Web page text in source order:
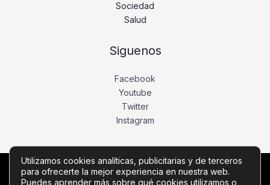
Sociedad
Salud
Siguenos
Facebook
Youtube
Twitter
Instagram
Copyright © Todos los derechos reservados -
Utilizamos cookies analíticas, publicitarias y de terceros
para ofrecerte la mejor experiencia en nuestra web.
Puedes aprender más sobre qué cookies utilizamos o